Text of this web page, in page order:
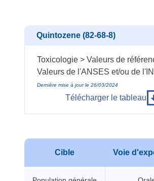
Quintozene (82-68-8)
Toxicologie > Valeurs de
Valeurs de l'ANSES et/ou de
Dernière mise à jour le 26/03/2024
Télécharger le tableau
Cible Voie